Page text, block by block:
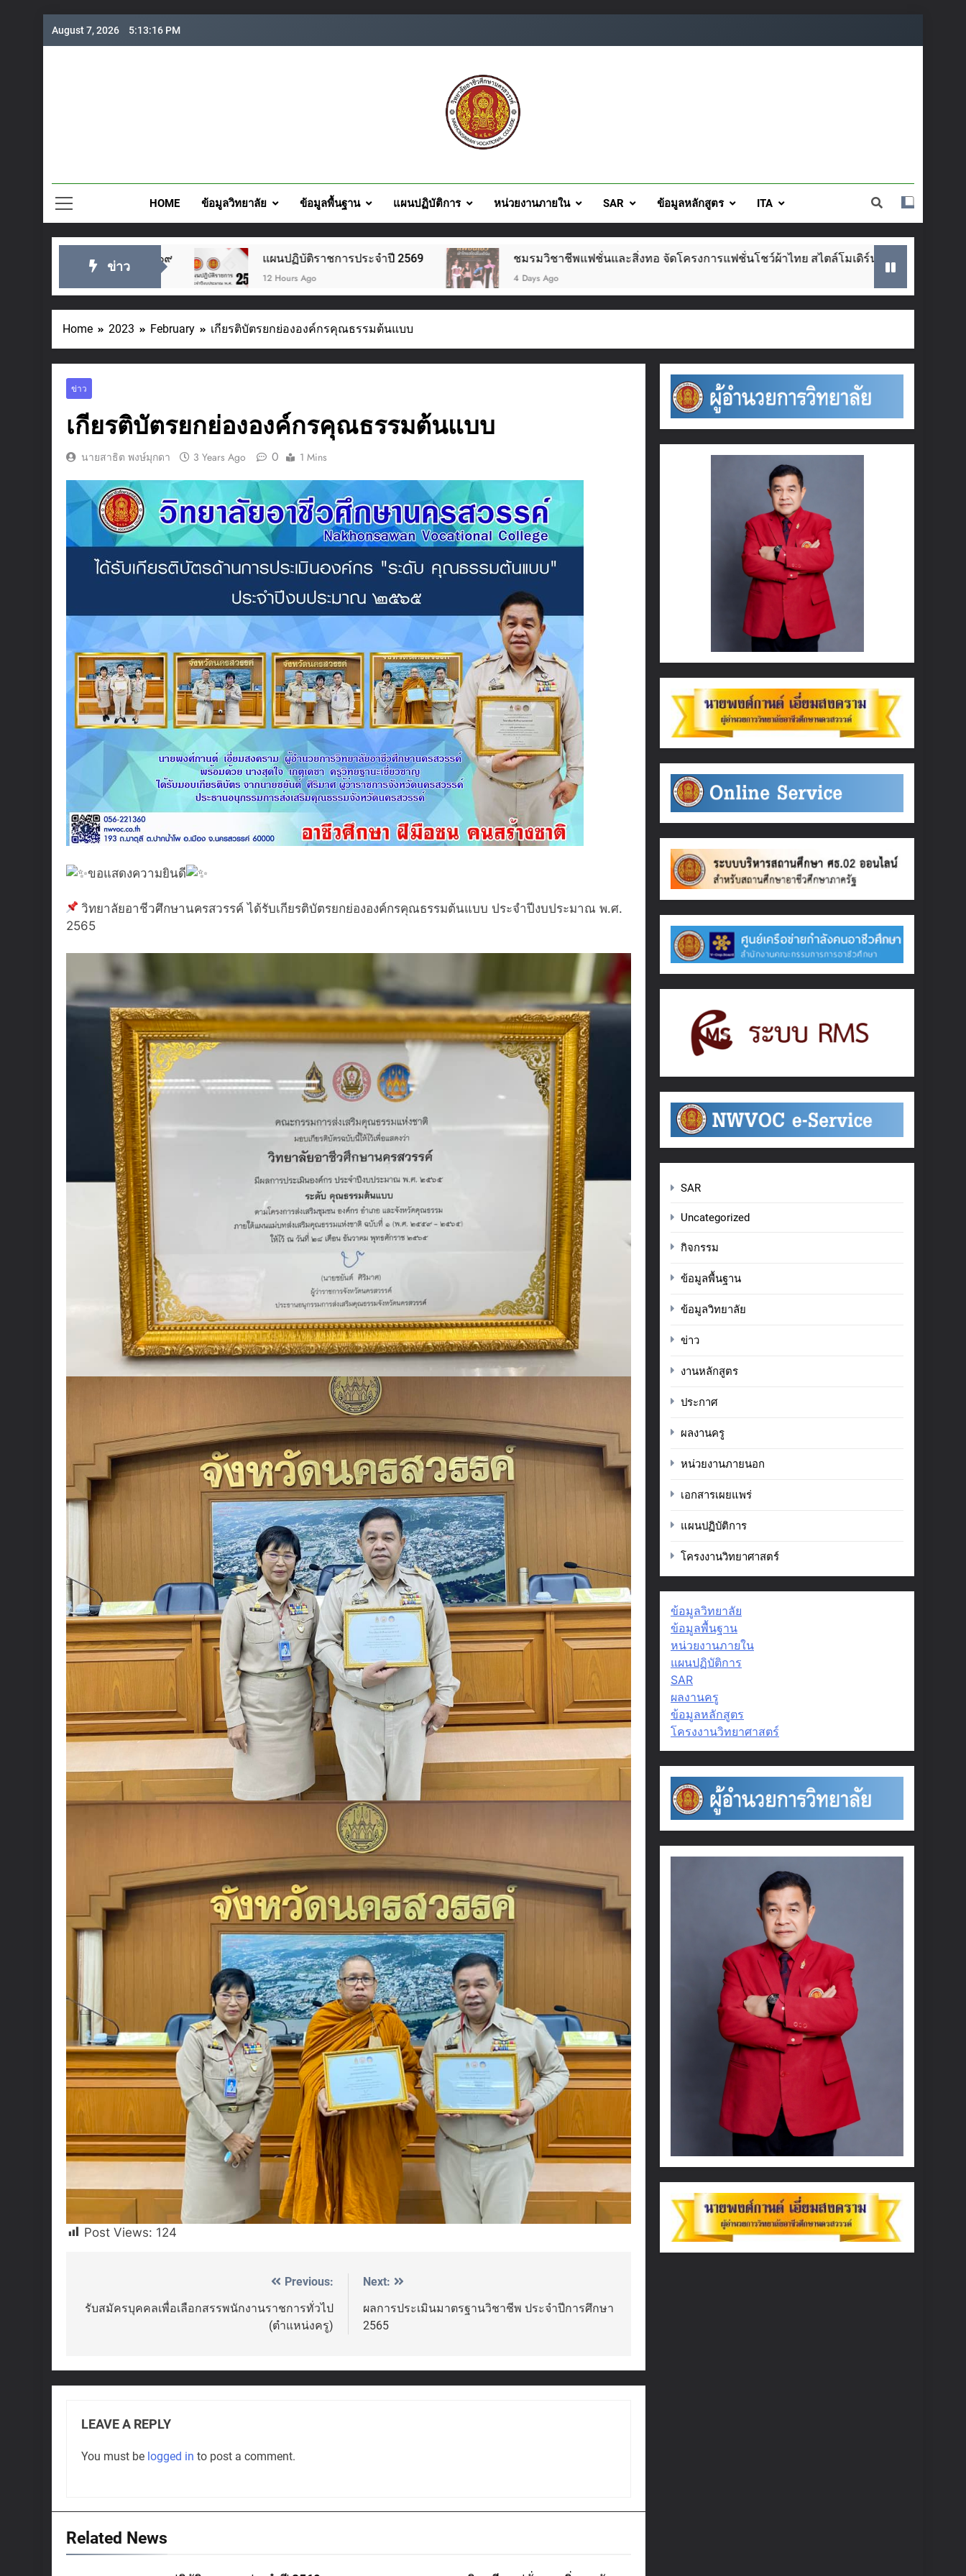
August 7, 2026 5:13:18 PM
HOME ข้อมูลวิทยาลัย ข้อมูลพื้นฐาน แผนปฏิบัติการ หน่วยงานภายใน SAR ข้อมูลหลักสูตร ITA
ข่าวแผนปฏิบัติราชการประจำปี 2569 ชมรมวิชาชีพแฟชั่นและสิ่งทอ จัดโครงการแฟชั่นโชว์ผ้าไทย สไตล์โมเดิร์น วันที่ ๕ ส.ค. นี้
Home 2023 February เกียรติบัตรยกย่ององค์กรคุณธรรมต้นแบบ
ข่าว
เกียรติบัตรยกย่ององค์กรคุณธรรมต้นแบบ
นายสาธิต พงษ์มุกดา 3 Years Ago 0 1 Mins
ขอแสดงความยินดี
วิทยาลัยอาชีวศึกษานครสวรรค์ ได้รับเกียรติบัตรยกย่ององค์กรคุณธรรมต้นแบบ ประจำปีงบประมาณ พ.ศ.
2565
Post Views: 124
navigation
Previous:
รับสมัครบุคคลเพื่อเลือกสรรพนักงานราชการทั่วไป
(ตำแหน่งครู)
Next:
ผลการประเมินมาตรฐานวิชาชีพ ประจำปีการศึกษา
2565
LEAVE A REPLY
You must be logged in to post a comment.
Related News
SAR
Uncategorized
กิจกรรม
ข้อมูลพื้นฐาน
ข้อมูลวิทยาลัย
ข่าว
งานหลักสูตร
ประกาศ
ผลงานครู
หน่วยงานภายนอก
เอกสารเผยแพร่
แผนปฏิบัติการ
โครงงานวิทยาศาสตร์
ข้อมูลวิทยาลัย
ข้อมูลพื้นฐาน
หน่วยงานภายใน
แผนปฏิบัติการ
SAR
ผลงานครู
ข้อมูลหลักสูตร
โครงงานวิทยาศาสตร์